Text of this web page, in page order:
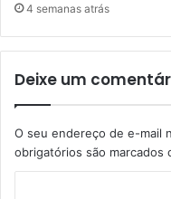
4 semanas atrás
Deixe um
O seu endereço de e-mail
obrigatórios são marcados